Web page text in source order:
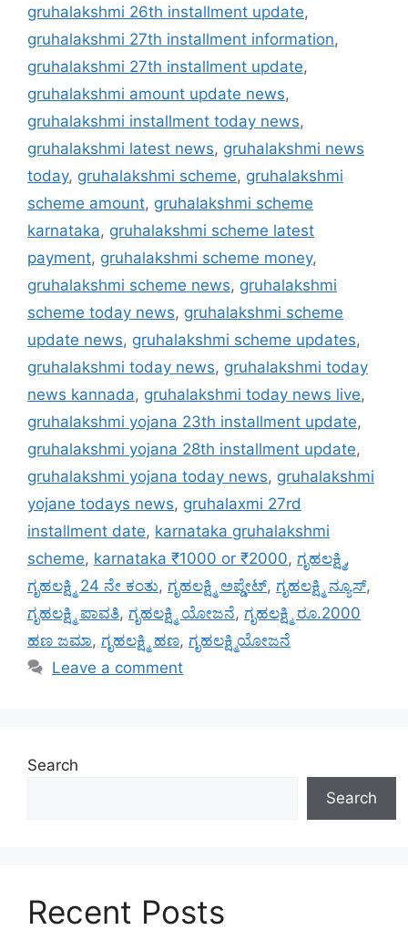
gruhalakshmi 26th installment update,
gruhalakshmi 27th installment information,
gruhalakshmi 27th installment update,
gruhalakshmi amount update news,
gruhalakshmi installment today news,
gruhalakshmi latest news, gruhalakshmi news
today, gruhalakshmi scheme, gruhalakshmi
scheme amount, gruhalakshmi scheme
karnataka, gruhalakshmi scheme latest
payment, gruhalakshmi scheme money,
gruhalakshmi scheme news, gruhalakshmi
scheme today news, gruhalakshmi scheme
update news, gruhalakshmi scheme updates,
gruhalakshmi today news, gruhalakshmi today
news kannada, gruhalakshmi today news live,
gruhalakshmi yojana 23th installment update,
gruhalakshmi yojana 28th installment update,
gruhalakshmi yojana today news, gruhalakshmi
yojane todays news, gruhalaxmi 27rd
installment date, karnataka gruhalakshmi
scheme, karnataka ₹1000 or ₹2000, ಗೃಹಲಕ್ಷ್ಮಿ ,
ಗೃಹಲಕ್ಷ್ಮಿ 24 ನೇ ಕಂತು, ಗೃಹಲಕ್ಷ್ಮಿ ಅಪ್ಡೇಟ್, ಗೃಹಲಕ್ಷ್ಮಿ ನ್ಯೂಸ್,
ಗೃಹಲಕ್ಷ್ಮಿ ಪಾವತಿ, ಗೃಹಲಕ್ಷ್ಮಿ ಯೋಜನೆ, ಗೃಹಲಕ್ಷ್ಮಿ ರೂ.2000
ಹಣ ಜಮಾ, ಗೃಹಲಕ್ಷ್ಮಿ ಹಣ, ಗೃಹಲಕ್ಷ್ಮಿಯೋಜನೆ
Leave a comment
Search
Search
Recent Posts